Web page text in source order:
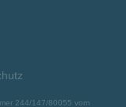
244/147/80055 vom